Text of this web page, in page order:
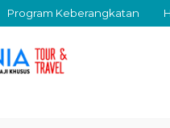
Program Keberangkatan